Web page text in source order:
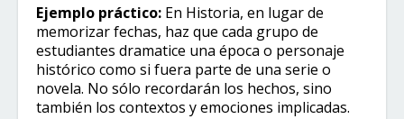
Ejemplo práctico: En Historia, en lugar de
memorizar fechas, haz que cada grupo de
estudiantes dramatice una época o personaje
histórico como si fuera parte de una serie o
novela. No sólo recordarán los hechos, sino
también los contextos y emociones implicadas.